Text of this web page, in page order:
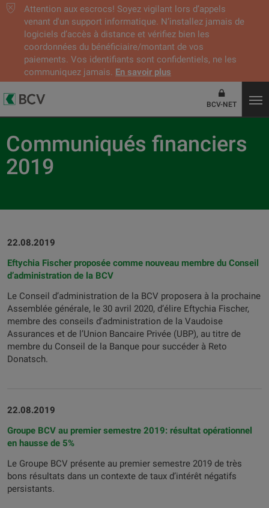
Attention aux escrocs! Soyez vigilant lors d’appels
venant d'un support informatique. N’installez jamais de
logiciels d’accès à distance et vérifiez bien les
coordonnées du bénéficiaire/montant de vos
paiements. Vos identifiants sont confidentiels, ne les
communiquez jamais. En savoir plus
BCV-NET
Communiqués financiers
2019
22.08.2019
Eftychia Fischer proposée comme nouveau membre du Conseil
d’administration de la BCV
Le Conseil d’administration de la BCV proposera à la prochaine
Assemblée générale, le 30 avril 2020, d’élire Eftychia Fischer,
membre des conseils d’administration de la Vaudoise
Assurances et de l’Union Bancaire Privée (UBP), au titre de
membre du Conseil de la Banque pour succéder à Reto
Donatsch.
22.08.2019
Groupe BCV au premier semestre 2019: résultat opérationnel
en hausse de 5%
Le Groupe BCV présente au premier semestre 2019 de très
bons résultats dans un contexte de taux d’intérêt négatifs
persistants.